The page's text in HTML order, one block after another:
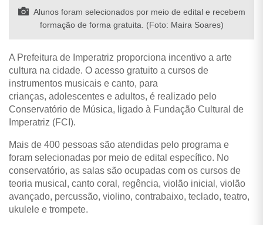
Alunos foram selecionados por meio de edital e recebem
formação de forma gratuita. (Foto: Maira Soares)
A Prefeitura de Imperatriz proporciona incentivo a arte
cultura na cidade. O acesso gratuito a cursos de
instrumentos musicais e canto, para
crianças, adolescentes e adultos, é realizado pelo
Conservatório de Música, ligado à Fundação Cultural de
Imperatriz (FCI).
Mais de 400 pessoas são atendidas pelo programa e
foram selecionadas por meio de edital específico. No
conservatório, as salas são ocupadas com os cursos de
teoria musical, canto coral, regência, violão inicial, violão
avançado, percussão, violino, contrabaixo, teclado, teatro,
ukulele e trompete.